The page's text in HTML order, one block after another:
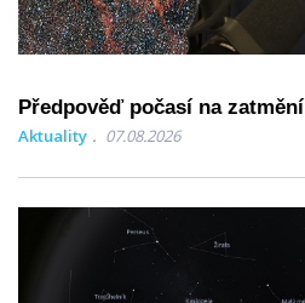
Předpověď počasí na zatmění
Aktuality 07.08.2026